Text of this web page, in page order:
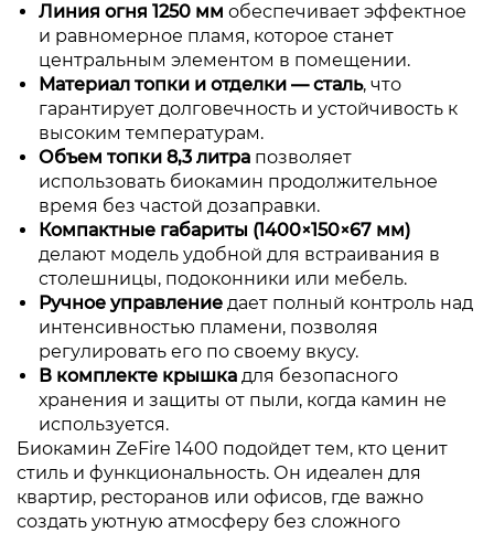
Линия огня 1250 мм обеспечивает эффектное
и равномерное пламя, которое станет
центральным элементом в помещении.
Материал топки и отделки — сталь, что
гарантирует долговечность и устойчивость к
высоким температурам.
Объем топки 8,3 литра позволяет
использовать биокамин продолжительное
время без частой дозаправки.
Компактные габариты (1400×150×67 мм)
делают модель удобной для встраивания в
столешницы, подоконники или мебель.
Ручное управление дает полный контроль над
интенсивностью пламени, позволяя
регулировать его по своему вкусу.
В комплекте крышка для безопасного
хранения и защиты от пыли, когда камин не
используется.
Биокамин ZeFire 1400 подойдет тем, кто ценит
стиль и функциональность. Он идеален для
квартир, ресторанов или офисов, где важно
создать уютную атмосферу без сложного